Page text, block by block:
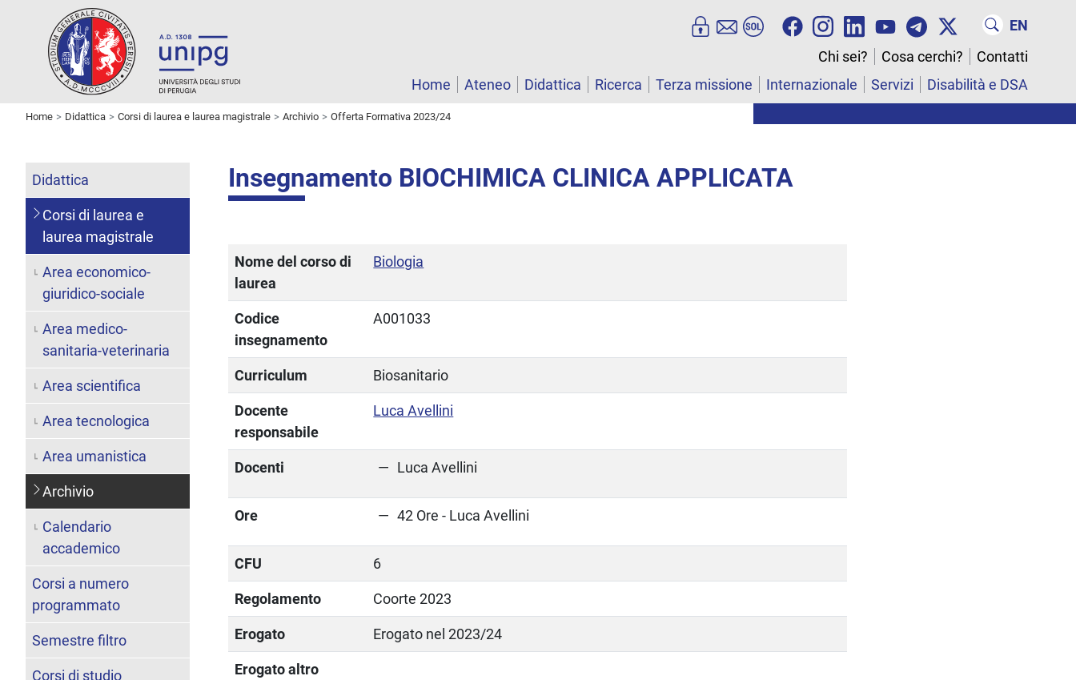
EN
Chi sei?
Cosa cerchi?
Contatti
Home
Ateneo Didattica Ricerca Terza missione Internazionale Servizi Disabilità e DSA
Home Didattica Corsi di laurea e laurea magistrale Archivio Offerta Formativa 2023/24
Insegnamento BIOCHIMICA CLINICA APPLICATA
Nome del corso di
laurea
Biologia
Codice
insegnamento
A001033
Curriculum Biosanitario
Docente
responsabile
Luca Avellini
Docenti Luca Avellini
Ore 42 Ore - Luca Avellini
CFU 6
Regolamento Coorte 2023
Erogato Erogato nel 2023/24
Erogato altro
Didattica
Corsi di laurea e
laurea magistrale
Area economico-
giuridico-sociale
Area medico-
sanitaria-veterinaria
Area scientifica
Area tecnologica
Area umanistica
Archivio
Calendario
accademico
Corsi a numero
programmato
Semestre filtro
Corsi di studio